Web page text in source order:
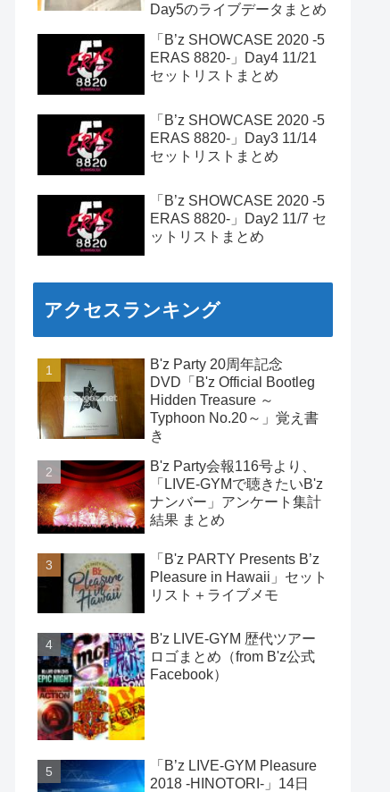
Day5のライブデータまとめ
「B’z SHOWCASE 2020 -5
ERAS 8820-」Day4 11/21
セットリストまとめ
「B’z SHOWCASE 2020 -5
ERAS 8820-」Day3 11/14
セットリストまとめ
「B’z SHOWCASE 2020 -5
ERAS 8820-」Day2 11/7 セ
ットリストまとめ
アクセスランキング
B'z Party 20周年記念
DVD「B'z Official Bootleg
Hidden Treasure ～
Typhoon No.20～」覚え書
き
B'z Party会報116号より、
「LIVE-GYMで聴きたいB'z
ナンバー」アンケート集計
結果 まとめ
「B'z PARTY Presents B’z
Pleasure in Hawaii」セット
リスト＋ライブメモ
B'z LIVE-GYM 歴代ツアー
ロゴまとめ（from B'z公式
Facebook）
「B’z LIVE-GYM Pleasure
2018 -HINOTORI-」14日